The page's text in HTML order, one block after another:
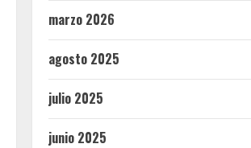
marzo 2026
agosto 2025
julio 2025
junio 2025